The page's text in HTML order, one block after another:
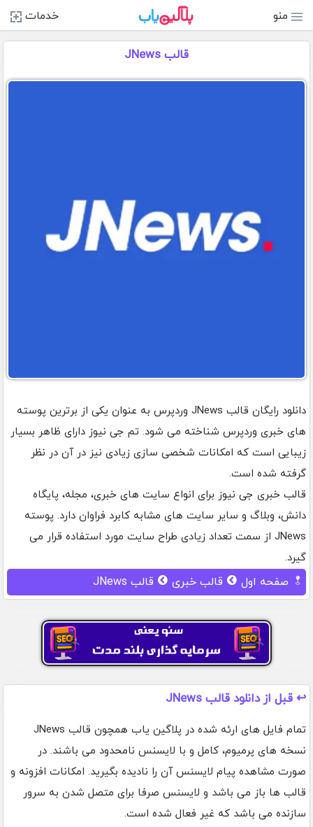
منو خدمات
قالب JNews
دانلود رایگان قالب JNews وردپرس به عنوان یکی از برترین پوسته
های خبری وردپرس شناخته می شود. تم جی نیوز دارای ظاهر بسیار
زیبایی است که امکانات شخصی سازی زیادی نیز در آن در نظر
گرفته شده است.
قالب خبری جی نیوز برای انواع سایت های خبری، مجله، پایگاه
دانش، وبلاگ و سایر سایت های مشابه کابرد فراوان دارد. پوسته
JNews از سمت تعداد زیادی طراح سایت مورد استفاده قرار می
گیرد.
صفحه اول قالب خبری قالب JNews
↩️ قبل از دانلود قالب JNews
تمام فایل های ارئه شده در پلاگین یاب همچون قالب JNews
نسخه های پرمیوم، کامل و با لایسنس نامحدود می باشند. در
صورت مشاهده پیام لایسنس آن را نادیده بگیرید. امکانات افزونه و
قالب ها باز می باشد و لایسنس صرفا برای متصل شدن به سرور
سازنده می باشد که غیر فعال شده است.